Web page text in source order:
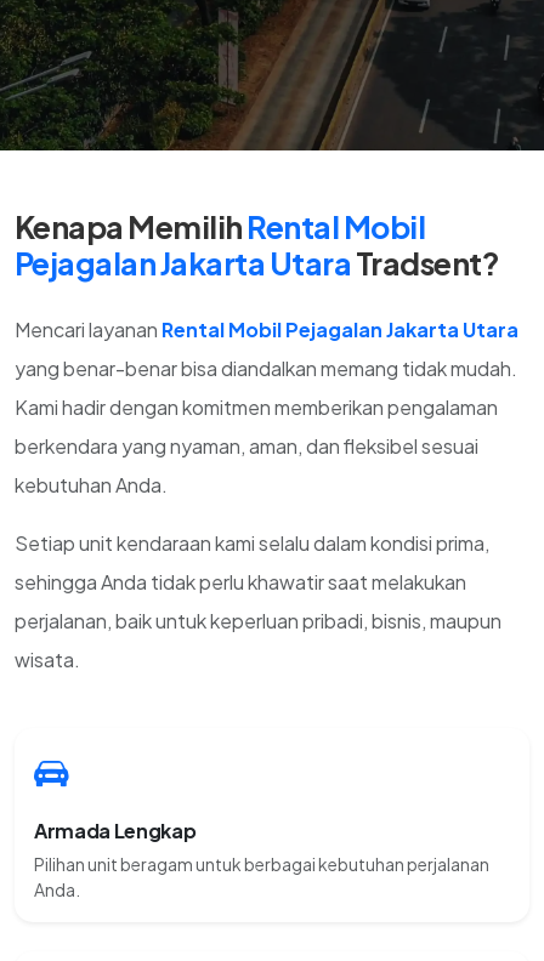
Kenapa MemilihRental Mobil
Pejagalan Jakarta UtaraTradsent?
Mencari layanan Rental Mobil Pejagalan Jakarta Utara
yang benar-benar bisa diandalkan memang tidak mudah.
Kami hadir dengan komitmen memberikan pengalaman
berkendara yang nyaman, aman, dan fleksibel sesuai
kebutuhan Anda.
Setiap unit kendaraan kami selalu dalam kondisi prima,
sehingga Anda tidak perlu khawatir saat melakukan
perjalanan, baik untuk keperluan pribadi, bisnis, maupun
wisata.
Armada Lengkap
Pilihan unit beragam untuk berbagai kebutuhan perjalanan
Anda.